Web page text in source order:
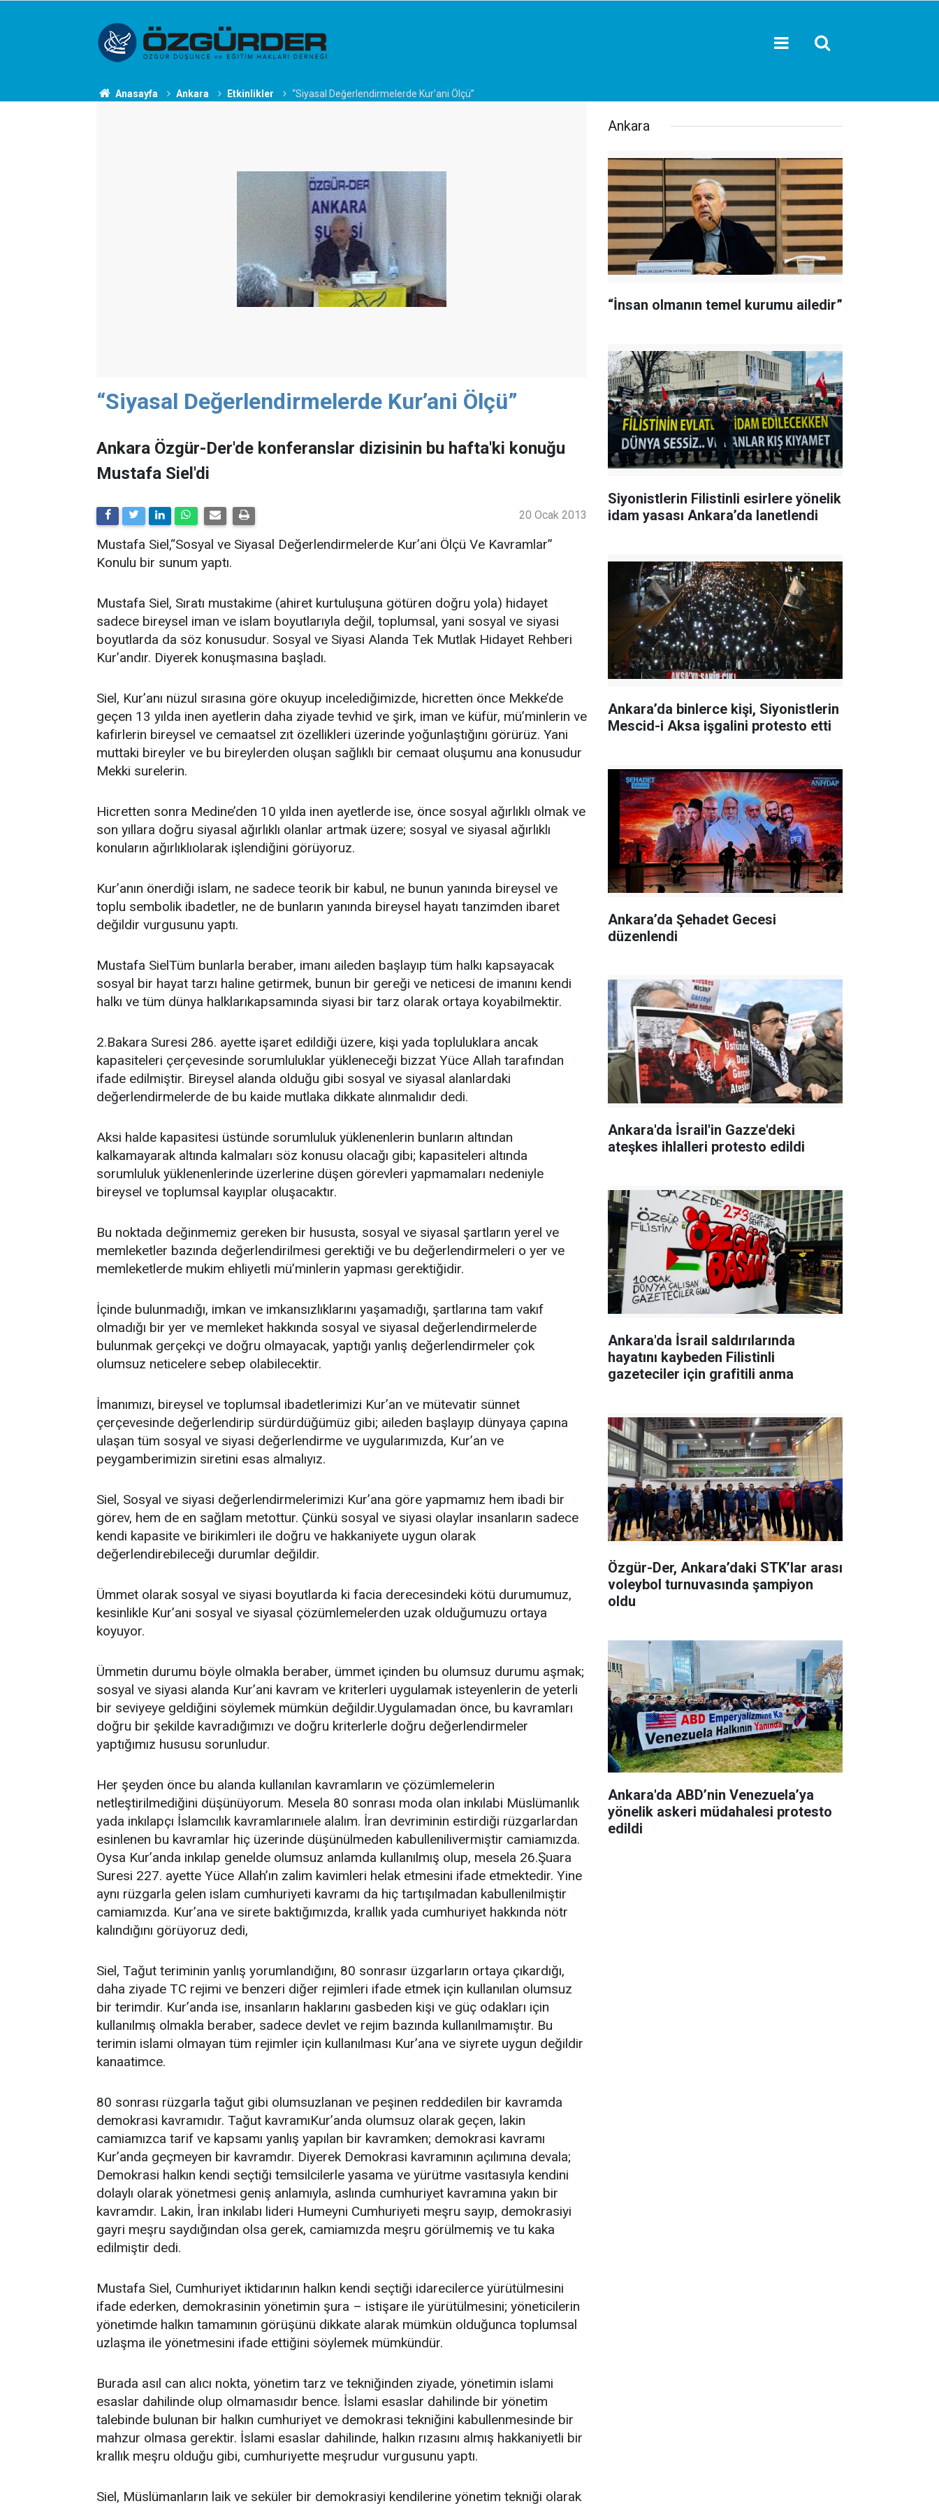
Anasayfa Ankara Etkinlikler “Siyasal Değerlendirmelerde Kur’ani Ölçü”
“Siyasal Değerlendirmelerde Kur’ani Ölçü”
Ankara Özgür-Der'de konferanslar dizisinin bu hafta'ki konuğu
Mustafa Siel'di
20 Ocak 2013
Mustafa Siel,“Sosyal ve Siyasal Değerlendirmelerde Kur’ani Ölçü Ve Kavramlar”
Konulu bir sunum yaptı.
Mustafa Siel, Sıratı mustakime (ahiret kurtuluşuna götüren doğru yola) hidayet
sadece bireysel iman ve islam boyutlarıyla değil, toplumsal, yani sosyal ve siyasi
boyutlarda da söz konusudur. Sosyal ve Siyasi Alanda Tek Mutlak Hidayet Rehberi
Kur’andır. Diyerek konuşmasına başladı.
Siel, Kur’anı nüzul sırasına göre okuyup incelediğimizde, hicretten önce Mekke’de
geçen 13 yılda inen ayetlerin daha ziyade tevhid ve şirk, iman ve küfür, mü’minlerin ve
kafirlerin bireysel ve cemaatsel zıt özellikleri üzerinde yoğunlaştığını görürüz. Yani
muttaki bireyler ve bu bireylerden oluşan sağlıklı bir cemaat oluşumu ana konusudur
Mekki surelerin.
Hicretten sonra Medine’den 10 yılda inen ayetlerde ise, önce sosyal ağırlıklı olmak ve
son yıllara doğru siyasal ağırlıklı olanlar artmak üzere; sosyal ve siyasal ağırlıklı
konuların ağırlıklıolarak işlendiğini görüyoruz.
Kur’anın önerdiği islam, ne sadece teorik bir kabul, ne bunun yanında bireysel ve
toplu sembolik ibadetler, ne de bunların yanında bireysel hayatı tanzimden ibaret
değildir vurgusunu yaptı.
Mustafa SielTüm bunlarla beraber, imanı aileden başlayıp tüm halkı kapsayacak
sosyal bir hayat tarzı haline getirmek, bunun bir gereği ve neticesi de imanını kendi
halkı ve tüm dünya halklarıkapsamında siyasi bir tarz olarak ortaya koyabilmektir.
2.Bakara Suresi 286. ayette işaret edildiği üzere, kişi yada topluluklara ancak
kapasiteleri çerçevesinde sorumluluklar yükleneceği bizzat Yüce Allah tarafından
ifade edilmiştir. Bireysel alanda olduğu gibi sosyal ve siyasal alanlardaki
değerlendirmelerde de bu kaide mutlaka dikkate alınmalıdır dedi.
Aksi halde kapasitesi üstünde sorumluluk yüklenenlerin bunların altından
kalkamayarak altında kalmaları söz konusu olacağı gibi; kapasiteleri altında
sorumluluk yüklenenlerinde üzerlerine düşen görevleri yapmamaları nedeniyle
bireysel ve toplumsal kayıplar oluşacaktır.
Bu noktada değinmemiz gereken bir hususta, sosyal ve siyasal şartların yerel ve
memleketler bazında değerlendirilmesi gerektiği ve bu değerlendirmeleri o yer ve
memleketlerde mukim ehliyetli mü’minlerin yapması gerektiğidir.
İçinde bulunmadığı, imkan ve imkansızlıklarını yaşamadığı, şartlarına tam vakıf
olmadığı bir yer ve memleket hakkında sosyal ve siyasal değerlendirmelerde
bulunmak gerçekçi ve doğru olmayacak, yaptığı yanlış değerlendirmeler çok
olumsuz neticelere sebep olabilecektir.
İmanımızı, bireysel ve toplumsal ibadetlerimizi Kur’an ve mütevatir sünnet
çerçevesinde değerlendirip sürdürdüğümüz gibi; aileden başlayıp dünyaya çapına
ulaşan tüm sosyal ve siyasi değerlendirme ve uygularımızda, Kur’an ve
peygamberimizin siretini esas almalıyız.
Siel, Sosyal ve siyasi değerlendirmelerimizi Kur’ana göre yapmamız hem ibadi bir
görev, hem de en sağlam metottur. Çünkü sosyal ve siyasi olaylar insanların sadece
kendi kapasite ve birikimleri ile doğru ve hakkaniyete uygun olarak
değerlendirebileceği durumlar değildir.
Ümmet olarak sosyal ve siyasi boyutlarda ki facia derecesindeki kötü durumumuz,
kesinlikle Kur’ani sosyal ve siyasal çözümlemelerden uzak olduğumuzu ortaya
koyuyor.
Ümmetin durumu böyle olmakla beraber, ümmet içinden bu olumsuz durumu aşmak;
sosyal ve siyasi alanda Kur’ani kavram ve kriterleri uygulamak isteyenlerin de yeterli
bir seviyeye geldiğini söylemek mümkün değildir.Uygulamadan önce, bu kavramları
doğru bir şekilde kavradığımızı ve doğru kriterlerle doğru değerlendirmeler
yaptığımız hususu sorunludur.
Her şeyden önce bu alanda kullanılan kavramların ve çözümlemelerin
netleştirilmediğini düşünüyorum. Mesela 80 sonrası moda olan inkılabi Müslümanlık
yada inkılapçı İslamcılık kavramlarınıele alalım. İran devriminin estirdiği rüzgarlardan
esinlenen bu kavramlar hiç üzerinde düşünülmeden kabullenilivermiştir camiamızda.
Oysa Kur’anda inkılap genelde olumsuz anlamda kullanılmış olup, mesela 26.Şuara
Suresi 227. ayette Yüce Allah’ın zalim kavimleri helak etmesini ifade etmektedir. Yine
aynı rüzgarla gelen islam cumhuriyeti kavramı da hiç tartışılmadan kabullenilmiştir
camiamızda. Kur’ana ve sirete baktığımızda, krallık yada cumhuriyet hakkında nötr
kalındığını görüyoruz dedi,
Siel, Tağut teriminin yanlış yorumlandığını, 80 sonrasır üzgarların ortaya çıkardığı,
daha ziyade TC rejimi ve benzeri diğer rejimleri ifade etmek için kullanılan olumsuz
bir terimdir. Kur’anda ise, insanların haklarını gasbeden kişi ve güç odakları için
kullanılmış olmakla beraber, sadece devlet ve rejim bazında kullanılmamıştır. Bu
terimin islami olmayan tüm rejimler için kullanılması Kur’ana ve siyrete uygun değildir
kanaatimce.
80 sonrası rüzgarla tağut gibi olumsuzlanan ve peşinen reddedilen bir kavramda
demokrasi kavramıdır. Tağut kavramıKur’anda olumsuz olarak geçen, lakin
camiamızca tarif ve kapsamı yanlış yapılan bir kavramken; demokrasi kavramı
Kur’anda geçmeyen bir kavramdır. Diyerek Demokrasi kavramının açılımına devala;
Demokrasi halkın kendi seçtiği temsilcilerle yasama ve yürütme vasıtasıyla kendini
dolaylı olarak yönetmesi geniş anlamıyla, aslında cumhuriyet kavramına yakın bir
kavramdır. Lakin, İran inkılabı lideri Humeyni Cumhuriyeti meşru sayıp, demokrasiyi
gayri meşru saydığından olsa gerek, camiamızda meşru görülmemiş ve tu kaka
edilmiştir dedi.
Mustafa Siel, Cumhuriyet iktidarının halkın kendi seçtiği idarecilerce yürütülmesini
ifade ederken, demokrasinin yönetimin şura – istişare ile yürütülmesini; yöneticilerin
yönetimde halkın tamamının görüşünü dikkate alarak mümkün olduğunca toplumsal
uzlaşma ile yönetmesini ifade ettiğini söylemek mümkündür.
Burada asıl can alıcı nokta, yönetim tarz ve tekniğinden ziyade, yönetimin islami
esaslar dahilinde olup olmamasıdır bence. İslami esaslar dahilinde bir yönetim
talebinde bulunan bir halkın cumhuriyet ve demokrasi tekniğini kabullenmesinde bir
mahzur olmasa gerektir. İslami esaslar dahilinde, halkın rızasını almış hakkaniyetli bir
krallık meşru olduğu gibi, cumhuriyette meşrudur vurgusunu yaptı.
Siel, Müslümanların laik ve seküler bir demokrasiyi kendilerine yönetim tekniği olarak
Ankara
“İnsan olmanın temel kurumu ailedir”
Siyonistlerin Filistinli esirlere yönelik
idam yasası Ankara’da lanetlendi
Ankara’da binlerce kişi, Siyonistlerin
Mescid-i Aksa işgalini protesto etti
Ankara’da Şehadet Gecesi
düzenlendi
Ankara'da İsrail'in Gazze'deki
ateşkes ihlalleri protesto edildi
Ankara'da İsrail saldırılarında
hayatını kaybeden Filistinli
gazeteciler için grafitili anma
Özgür-Der, Ankara’daki STK’lar arası
voleybol turnuvasında şampiyon
oldu
Ankara'da ABD’nin Venezuela’ya
yönelik askeri müdahalesi protesto
edildi